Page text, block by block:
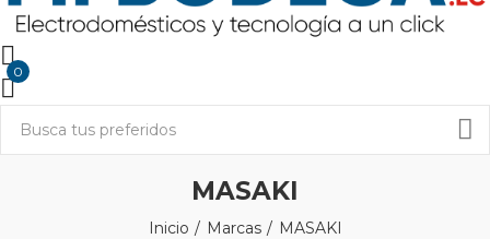
0
MASAKI
Inicio Marcas MASAKI